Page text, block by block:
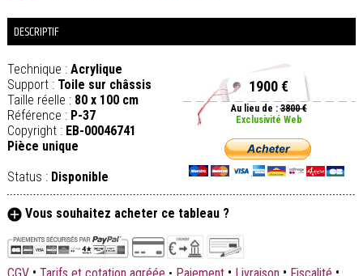
DESCRIPTIF
Technique : Acrylique
Support : Toile sur châssis
Taille réelle : 80 x 100 cm
Référence : P-37
Copyright : EB-00046741
Pièce unique
Status : Disponible
1900 €
Au lieu de :3800 €
Exclusivité Web
Vous souhaitez acheter ce tableau ?
• • • •